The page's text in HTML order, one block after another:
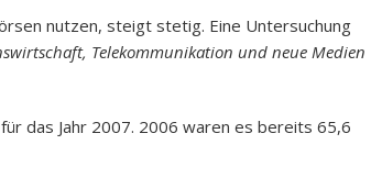
nutzen, steigt stetig. Eine Untersuchung
Telekommunikation und neue Medien
das Jahr 2007. 2006 waren es bereits 65,6